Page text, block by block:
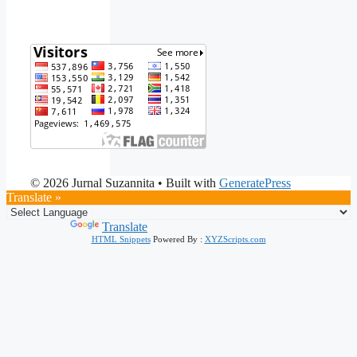
© 2026 Jurnal Suzannita • Built with GeneratePress
Translate »
Translate
HTML SnippetsPowered By : XYZScripts.com